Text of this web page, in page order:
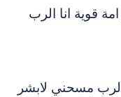
انا الرب
مسحني لابشر